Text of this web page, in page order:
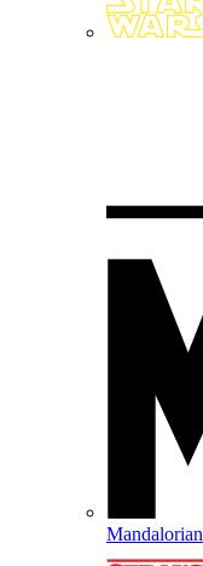
Mandalorian